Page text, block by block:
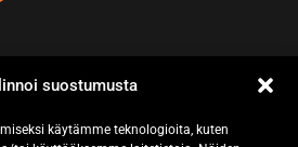
suostumusta
käytämme teknologioita, kuten